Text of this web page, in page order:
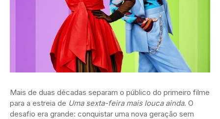
Mais de duas décadas separam o público do primeiro filme
para a estreia de Uma sexta-feira mais louca ainda. O
desafio era grande: conquistar uma nova geração sem